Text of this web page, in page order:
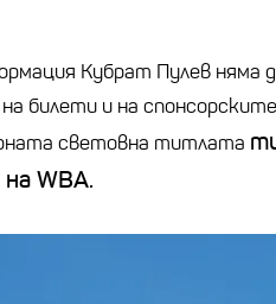
Кубрат Пулев няма
билети и на
световна титлата
WBA.